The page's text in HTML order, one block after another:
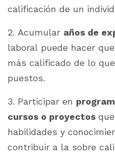
calificación de un
2. Acumular años de
laboral puede hacer
más calificado de lo
puestos.
3. Participar en
cursos o proyectos
habilidades y
contribuir a la sobre